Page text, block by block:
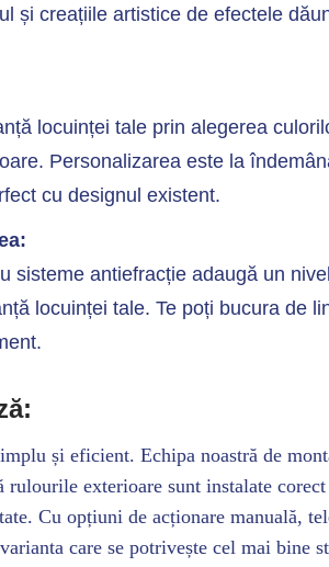
și creațiile artistice de efectele
locuinței tale prin alegerea
Personalizarea este la
cu designul existent.
sisteme antiefracție adaugă un nivel
locuinței tale. Te poți bucura de
și eficient. Echipa noastră de
rulourile exterioare sunt instalate
Cu opțiuni de acționare manuală,
care se potrivește cel mai bine